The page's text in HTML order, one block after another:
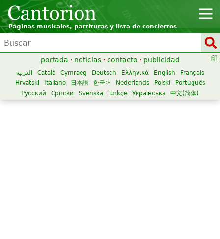
Páginas musicales, partituras y lista de conciertos
portada · noticias · contacto · publicidad
العربية Català Cymraeg Deutsch Ελληνικά English
Français
Hrvatski
Italiano 日本語 한국어 Nederlands Polski
Português
Русский
Српски Svenska Türkçe Українська 中文(简体)